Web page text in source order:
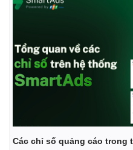
Các chỉ số quảng cáo trong